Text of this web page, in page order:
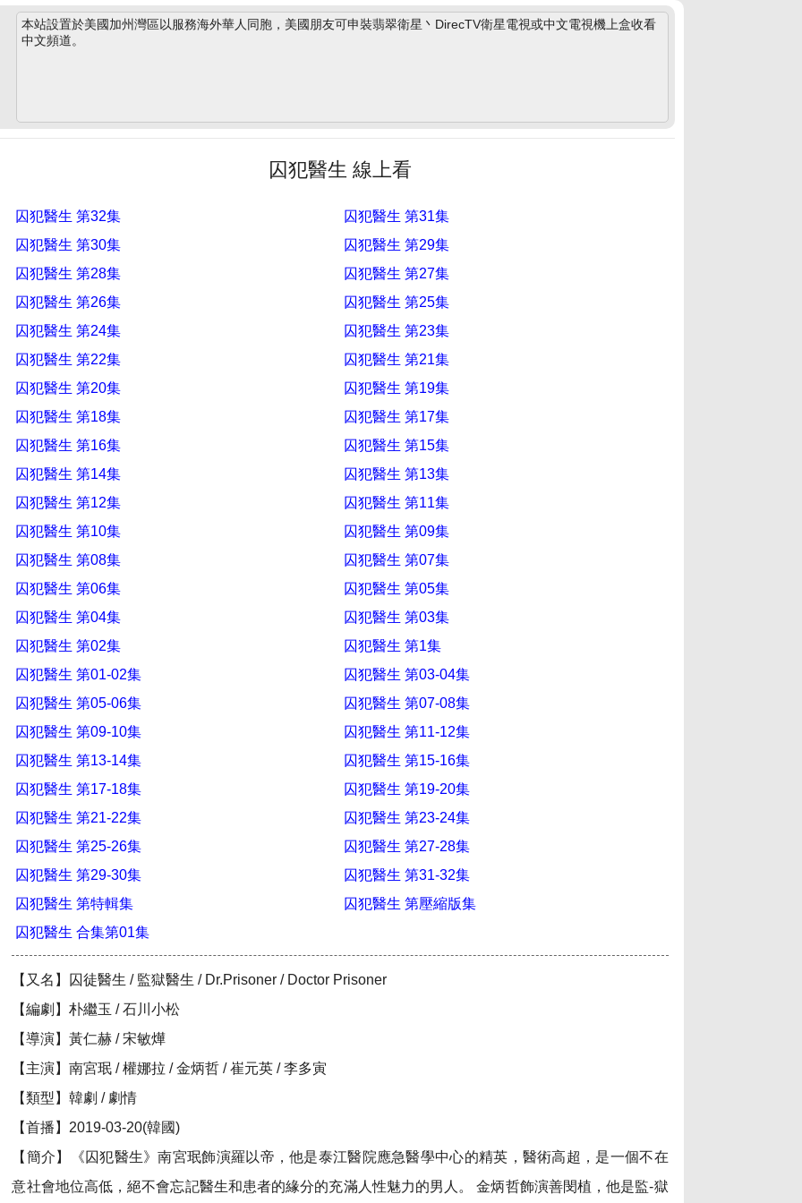
本站設置於美國加州灣區以服務海外華人同胞，美國朋友可申裝翡翠衛星丶DirecTV衛星電視或中文電視機上盒收看
中文頻道。
囚犯醫生 線上看
囚犯醫生 第32集
囚犯醫生 第31集
囚犯醫生 第30集
囚犯醫生 第29集
囚犯醫生 第28集
囚犯醫生 第27集
囚犯醫生 第26集
囚犯醫生 第25集
囚犯醫生 第24集
囚犯醫生 第23集
囚犯醫生 第22集
囚犯醫生 第21集
囚犯醫生 第20集
囚犯醫生 第19集
囚犯醫生 第18集
囚犯醫生 第17集
囚犯醫生 第16集
囚犯醫生 第15集
囚犯醫生 第14集
囚犯醫生 第13集
囚犯醫生 第12集
囚犯醫生 第11集
囚犯醫生 第10集
囚犯醫生 第09集
囚犯醫生 第08集
囚犯醫生 第07集
囚犯醫生 第06集
囚犯醫生 第05集
囚犯醫生 第04集
囚犯醫生 第03集
囚犯醫生 第02集
囚犯醫生 第1集
囚犯醫生 第01-02集
囚犯醫生 第03-04集
囚犯醫生 第05-06集
囚犯醫生 第07-08集
囚犯醫生 第09-10集
囚犯醫生 第11-12集
囚犯醫生 第13-14集
囚犯醫生 第15-16集
囚犯醫生 第17-18集
囚犯醫生 第19-20集
囚犯醫生 第21-22集
囚犯醫生 第23-24集
囚犯醫生 第25-26集
囚犯醫生 第27-28集
囚犯醫生 第29-30集
囚犯醫生 第31-32集
囚犯醫生 第特輯集
囚犯醫生 第壓縮版集
囚犯醫生 合集第01集
【又名】囚徒醫生 / 監獄醫生 / Dr.Prisoner / Doctor Prisoner
【編劇】朴繼玉 / 石川小松
【導演】黃仁赫 / 宋敏燁
【主演】南宮珉 / 權娜拉 / 金炳哲 / 崔元英 / 李多寅
【類型】韓劇 / 劇情
【首播】2019-03-20(韓國)
【簡介】《囚犯醫生》南宮珉飾演羅以帝，他是泰江醫院應急醫學中心的精英，醫術高超，是一個不在
意社會地位高低，絕不會忘記醫生和患者的緣分的充滿人性魅力的男人。 金炳哲飾演善閔植，他是監-獄